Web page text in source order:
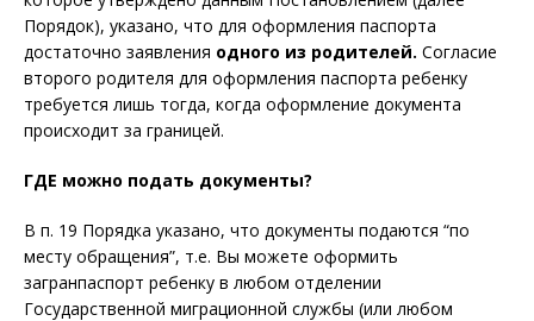
Порядок), указано, что для оформления паспорта
достаточно заявления одного из родителей. Согласие
второго родителя для оформления паспорта ребенку
требуется лишь тогда, когда оформление документа
происходит за границей.
ГДЕ можно подать документы?
В п. 19 Порядка указано, что документы подаются “по
месту обращения”, т.е. Вы можете оформить
загранпаспорт ребенку в любом отделении
Государственной миграционной службы (или любом